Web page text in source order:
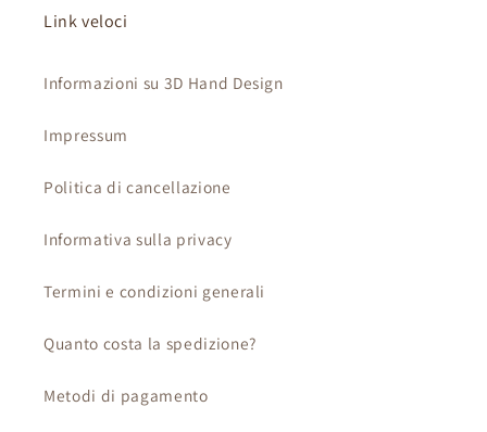
Link veloci
Informazioni su 3D Hand Design
Impressum
Politica di cancellazione
Informativa sulla privacy
Termini e condizioni generali
Quanto costa la spedizione?
Metodi di pagamento